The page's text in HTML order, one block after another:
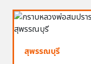
สุพรรณบุรี